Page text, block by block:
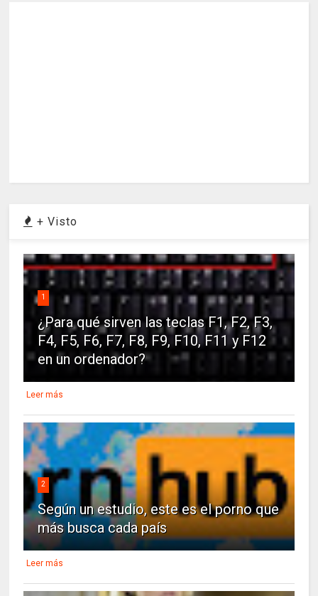
+ Visto
1
¿Para qué sirven las teclas F1, F2, F3,
F4, F5, F6, F7, F8, F9, F10, F11 y F12
en un ordenador?
Leer más
2
Según un estudio, este es el porno que
más busca cada país
Leer más